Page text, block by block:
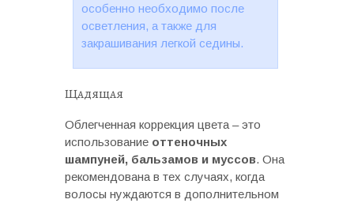
особенно необходимо после
осветления, а также для
закрашивания легкой седины.
Щадящая
Облегченная коррекция цвета – это
использование оттеночных
шампуней, бальзамов и муссов. Она
рекомендована в тех случаях, когда
волосы нуждаются в дополнительном